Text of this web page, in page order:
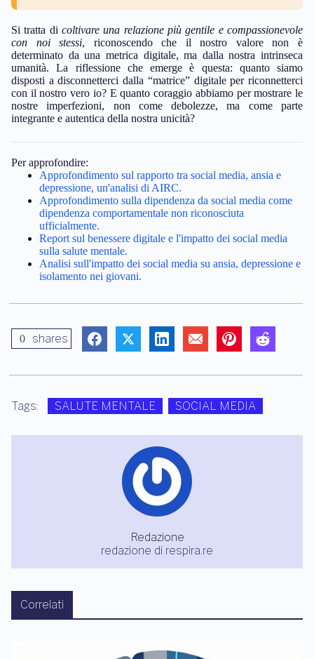
Si tratta di coltivare una relazione più gentile e compassionevole
con noi stessi, riconoscendo che il nostro valore non è
determinato da una metrica digitale, ma dalla nostra intrinseca
umanità. La riflessione che emerge è questa: quanto siamo
disposti a disconnetterci dalla “matrice” digitale per riconnetterci
con il nostro vero io? E quanto coraggio abbiamo per mostrare le
nostre imperfezioni, non come debolezze, ma come parte
integrante e autentica della nostra unicità?
Per approfondire:
Approfondimento sul rapporto tra social media, ansia e
depressione, un'analisi di AIRC.
Approfondimento sulla dipendenza da social media come
dipendenza comportamentale non riconosciuta
ufficialmente.
Report sul benessere digitale e l'impatto dei social media
sulla salute mentale.
Analisi sull'impatto dei social media su ansia, depressione e
isolamento nei giovani.
0 shares
Tags: SALUTE MENTALE SOCIAL MEDIA
Redazione
redazione di respira.re
Correlati